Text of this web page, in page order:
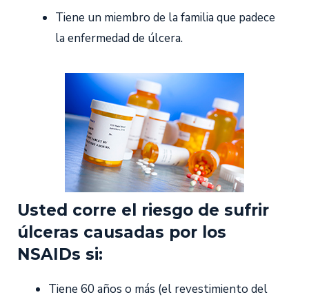
Tiene un miembro de la familia que padece
la enfermedad de úlcera.
Usted corre el riesgo de sufrir
úlceras causadas por los
NSAIDs si:
Tiene 60 años o más (el revestimiento del